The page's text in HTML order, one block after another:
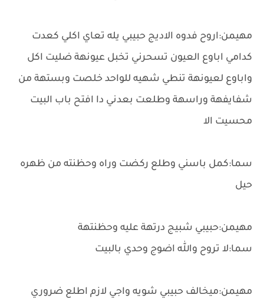
مهيمن:اروح فدوه الاديج حبيبي يله تعاي اكلي كعدت
كدامي اباوع العيون تسحرني تخبل عيونهة ضليت اكل
واباوع لعيونهة تنطي شهيه للواحد خلصت وبستهة من
شفايفهة وراسهة وطلعت بعدني دا افتح باب البيت
محسيت الا
سما:كمل باسني وطلع ركضت وراه وحظنته من ظهره
حيل
مهيمن:حبيبي شبيج درتهة عليه وحظنتهة
سما:لا تروح والله اضوج وحدي بالبيت
مهيمن:ميخالف حبيبي شويه واجي لازم اطلع ضروري